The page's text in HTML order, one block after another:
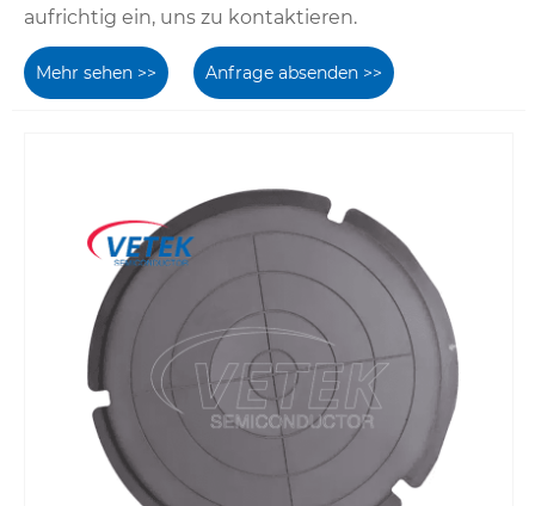
aufrichtig ein, uns zu kontaktieren.
Mehr sehen >> Anfrage absenden >>